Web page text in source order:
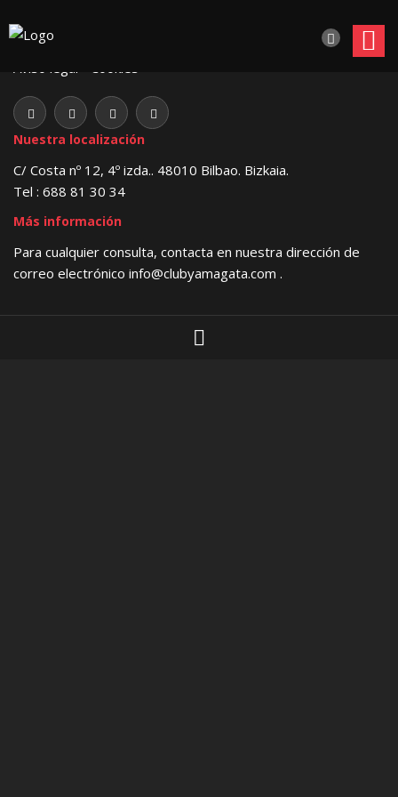
Copyright © 2017
Aviso legal
Cookies
Nuestra localización
C/ Costa nº 12, 4º izda.. 48010 Bilbao. Bizkaia.
Tel : 688 81 30 34
Más información
Para cualquier consulta, contacta en nuestra dirección de
correo electrónico info@clubyamagata.com .